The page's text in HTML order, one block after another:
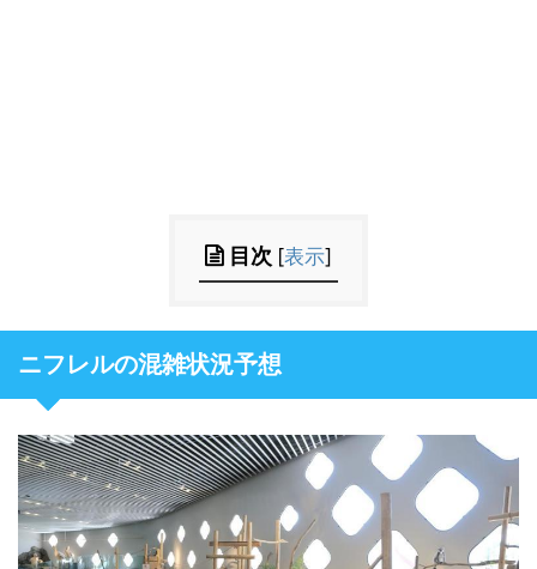
目次 [表示]
ニフレルの混雑状況予想